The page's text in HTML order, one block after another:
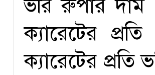
ভরি রুপার
ক্যারেটের
ক্যারেটের